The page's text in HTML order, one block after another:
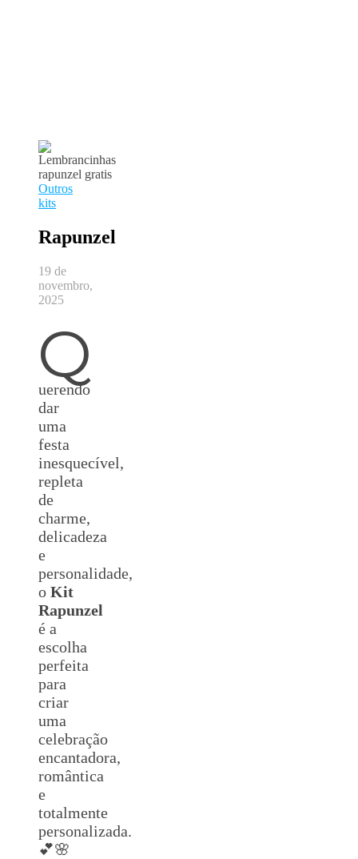
Outros
kits
Rapunzel
19 de
novembro,
2025
Q
uerendo
dar
uma
festa
inesquecível,
repleta
de
charme,
delicadeza
e
personalidade,
o Kit
Rapunzel
é a
escolha
perfeita
para
criar
uma
celebração
encantadora,
romântica
e
totalmente
personalizada.
💕🌸